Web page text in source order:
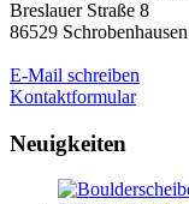
Breslauer Straße 8
86529 Schrobenhausen
E-Mail schreiben
Kontaktformular
Neuigkeiten